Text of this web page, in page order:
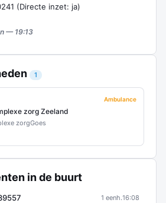
(Directe inzet: ja)
— 19:13
1
Ambulance
zorg Zeeland
zorgGoes
in de buurt
1 eenh.16:08